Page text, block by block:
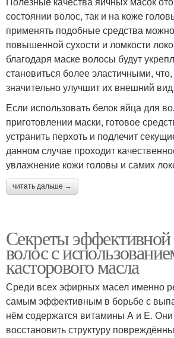
состоянии волос, так и на коже
применять подобные средства
повышенной сухости и ломкости
благодаря маске волосы будут
становиться более эластичными,
значительно улучшит их внешний вид.
Если использовать белок яйца для
приготовлении маски, готовое
устранить перхоть и подлечит
данном случае проходит
увлажнение кожи головы и самих
читать дальше →
Секреты
волос с
касторового масла
Среди всех эфирных масел именно
самым эффективным в борьбе с
нём содержатся витамины A и E.
восстановить структуру